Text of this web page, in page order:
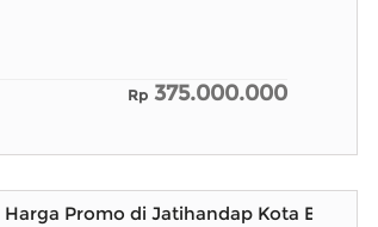
Rp 375.000.000
Promo di Jatihandap Kota Bandung